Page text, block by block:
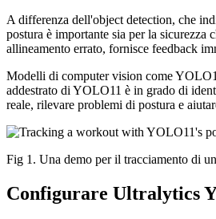
A differenza dell'object detection, che
postura è importante sia per la
allineamento errato, fornisce feedback
Modelli di computer vision come
addestrato di YOLO11 è in grado di
reale, rilevare problemi di postura e
Fig 1. Una demo per il tracciamento di
Configurare Ultralytics